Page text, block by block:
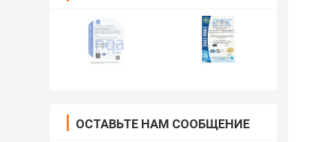
ОСТАВЬТЕ НАМ СООБЩЕНИЕ